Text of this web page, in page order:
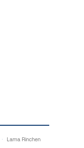
Lama Rinchen